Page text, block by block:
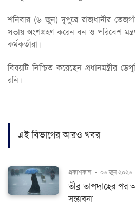
শনিবার (৬ জুন) দুপুরে রাজধানীর
সভায় অংশগ্রহণ করেন বন ও পরিবেশ
কর্মকর্তারা।
বিষয়টি নিশ্চিত করেছেন প্রধানমন্ত্রীর
রনি।
এই বিভাগের আরও খবর
প্রকাশকাল - ০৬ জুন ২০২৬
তীব্র তাপদাহের পর
সম্ভাবনা